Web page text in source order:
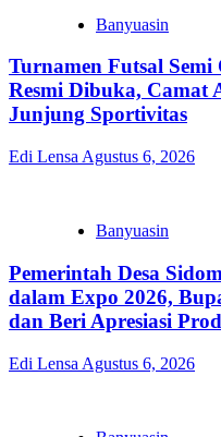
Banyuasin
Turnamen Futsal
Resmi Dibuka, Camat
Junjung Sportivitas
Edi Lensa Agustus 6, 2026
Banyuasin
Pemerintah Desa
dalam Expo 2026,
dan Beri Apresiasi
Edi Lensa Agustus 6, 2026